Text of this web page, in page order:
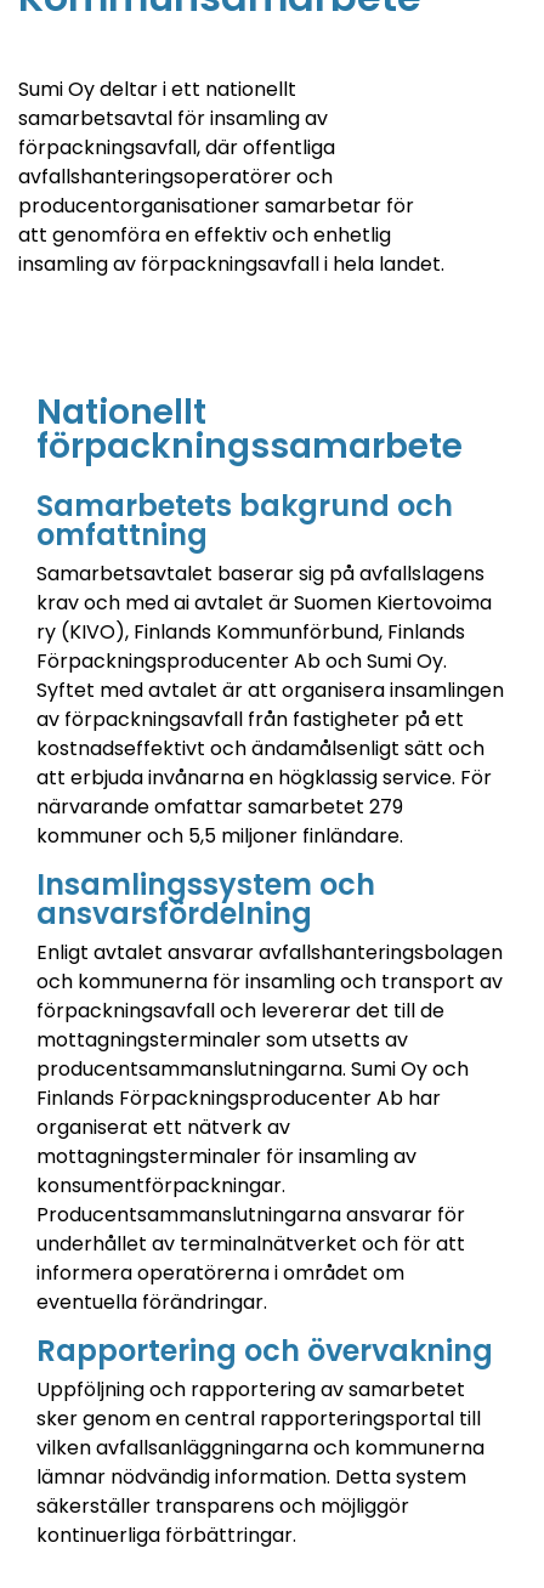
Sumi Oy deltar i ett nationellt
samarbetsavtal för insamling av
förpackningsavfall, där offentliga
avfallshanteringsoperatörer och
producentorganisationer samarbetar för
att genomföra en effektiv och enhetlig
insamling av förpackningsavfall i hela landet.
Nationellt
förpackningssamarbete
Samarbetets bakgrund och
omfattning
Samarbetsavtalet baserar sig på avfallslagens
krav och med ai avtalet är Suomen Kiertovoima
ry (KIVO), Finlands Kommunförbund, Finlands
Förpackningsproducenter Ab och Sumi Oy.
Syftet med avtalet är att organisera insamlingen
av förpackningsavfall från fastigheter på ett
kostnadseffektivt och ändamålsenligt sätt och
att erbjuda invånarna en högklassig service. För
närvarande omfattar samarbetet 279
kommuner och 5,5 miljoner finländare.
Insamlingssystem och
ansvarsfördelning
Enligt avtalet ansvarar avfallshanteringsbolagen
och kommunerna för insamling och transport av
förpackningsavfall och levererar det till de
mottagningsterminaler som utsetts av
producentsammanslutningarna. Sumi Oy och
Finlands Förpackningsproducenter Ab har
organiserat ett nätverk av
mottagningsterminaler för insamling av
konsumentförpackningar.
Producentsammanslutningarna ansvarar för
underhållet av terminalnätverket och för att
informera operatörerna i området om
eventuella förändringar.
Rapportering och övervakning
Uppföljning och rapportering av samarbetet
sker genom en central rapporteringsportal till
vilken avfallsanläggningarna och kommunerna
lämnar nödvändig information. Detta system
säkerställer transparens och möjliggör
kontinuerliga förbättringar.